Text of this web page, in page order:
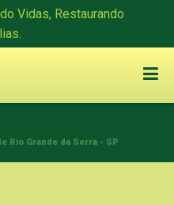
Vidas, Restaurando
Rio Grande da Serra - SP